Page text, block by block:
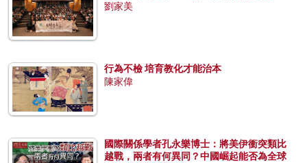
劉家美
行為不檢 培育教化才能治本
陳家偉
國際關係學者孔永樂博士：將美伊衝突類比
越戰，兩者有何異同？中國崛起能否為全球